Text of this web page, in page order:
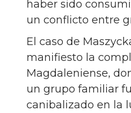
haber sido
un conflicto entre
El caso de
manifiesto la
Magdaleniense,
un grupo familiar
canibalizado en la